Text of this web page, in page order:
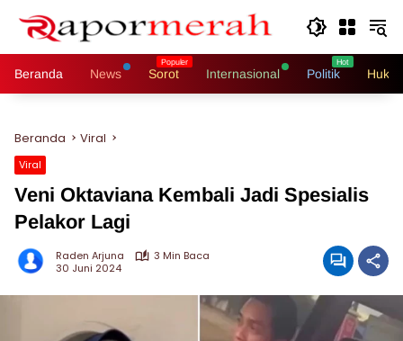
Beranda News Sorot Internasional Politik
Beranda Viral
Viral
Veni Oktaviana Kembali Jadi Spesialis
Pelakor Lagi
Raden Arjuna
3 Min Baca
30 Juni 2024